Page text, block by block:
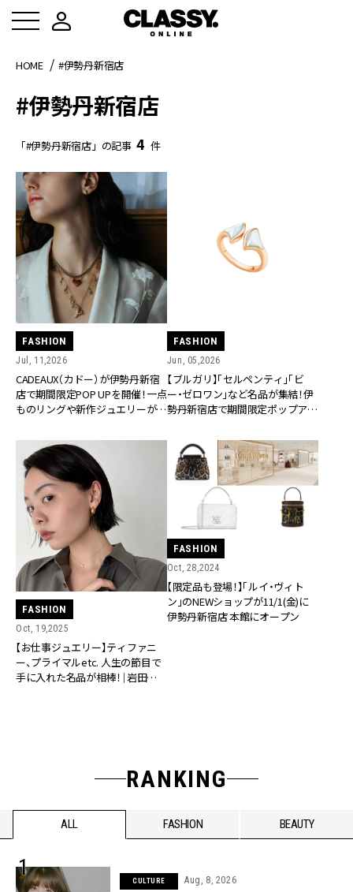
HOME #伊勢丹新宿店
#伊勢丹新宿店
「#伊勢丹新宿店」の記事 4 件
FASHION
Jul, 11,2026
CADEAUX（カドー）が伊勢丹新宿
店で期間限定POP UPを開催！一点
ものリングや新作ジュエリーが登
FASHION
Jun, 05,2026
【ブルガリ】「セルペンティ」「ビ
ー・ゼロワン」など名品が集結！伊
勢丹新宿店で期間限定ポップアッ
FASHION
Oct, 19,2025
【お仕事ジュエリー】ティファニ
ー、プライマルetc. 人生の節目で
手に入れた名品が相棒！｜岩田紗羅
FASHION
Oct, 28,2024
【限定品も登場！】「ルイ・ヴィト
ン」のNEWショップが11/1(金)に
伊勢丹新宿店 本館にオープン
RANKING
ALL FASHION BEAUTY
CULTURE Aug, 8, 2026